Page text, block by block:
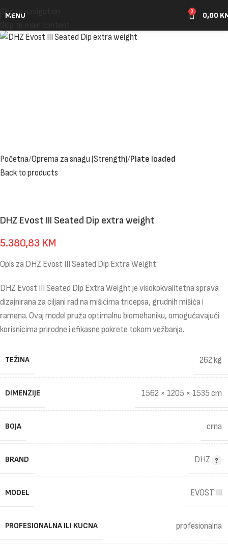
Skip to navigation
MENU 0 0,00
Početna Oprema za snagu (Strength) Plate loaded
Back to products
DHZ Evost III Seated Dip extra weight
5.380,83 KM
Opis za DHZ Evost III Seated Dip Extra Weight:
DHZ Evost III Seated Dip Extra Weight je visokokvalitetna sprava
dizajnirana za ciljani rad na mišićima tricepsa, grudnih mišića i
ramena. Ovaj model pruža optimalnu biomehaniku, omogućavajući
korisnicima prirodne i efikasne pokrete tokom vežbanja.
TEŽINA 262 kg
DIMENZIJE 1562 × 1205 × 1535 cm
BOJA crna
BRAND DHZ
MODEL EVOST III
PROFESIONALNA ILI KUCNA profesionalna